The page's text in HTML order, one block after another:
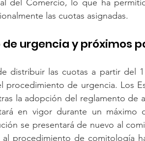
del Comercio, lo que ha
las cuotas asignadas.
urgencia y próximos
distribuir las cuotas a partir del
procedimiento de urgencia. Los
la adopción del reglamento
en vigor durante un máximo
se presentará de nuevo al
procedimiento de comitología